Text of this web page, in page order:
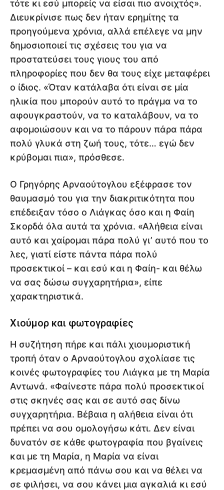
τότε κι εσύ μπορείς να είσαι πιο ανοιχτός».
Διευκρίνισε πως δεν ήταν ερημίτης τα
προηγούμενα χρόνια, αλλά επέλεγε να μην
δημοσιοποιεί τις σχέσεις του για να
προστατεύσει τους γιους του από
πληροφορίες που δεν θα τους είχε μεταφέρει
ο ίδιος. «Όταν κατάλαβα ότι είναι σε μία
ηλικία που μπορούν αυτό το πράγμα να το
αφουγκραστούν, να το καταλάβουν, να το
αφομοιώσουν και να το πάρουν πάρα πάρα
πολύ γλυκά στη ζωή τους, τότε… εγώ δεν
κρύβομαι πια», πρόσθεσε.
Ο Γρηγόρης Αρναούτογλου εξέφρασε τον
θαυμασμό του για την διακριτικότητα που
επέδειξαν τόσο ο Λιάγκας όσο και η Φαίη
Σκορδά όλα αυτά τα χρόνια. «Αλήθεια είναι
αυτό και χαίρομαι πάρα πολύ γι’ αυτό που το
λες, γιατί είστε πάντα πάρα πολύ
προσεκτικοί – και εσύ και η Φαίη- και θέλω
να σας δώσω συγχαρητήρια», είπε
χαρακτηριστικά.
Χιούμορ και φωτογραφίες
Η συζήτηση πήρε και πάλι χιουμοριστική
τροπή όταν ο Αρναούτογλου σχολίασε τις
κοινές φωτογραφίες του Λιάγκα με τη Μαρία
Αντωνά. «Φαίνεστε πάρα πολύ προσεκτικοί
στις σκηνές σας και σε αυτό σας δίνω
συγχαρητήρια. Βέβαια η αλήθεια είναι ότι
πρέπει να σου ομολογήσω κάτι. Δεν είναι
δυνατόν σε κάθε φωτογραφία που βγαίνεις
και με τη Μαρία, η Μαρία να είναι
κρεμασμένη από πάνω σου και να θέλει να
σε φιλήσει, να σου κάνει μια αγκαλιά κι εσύ